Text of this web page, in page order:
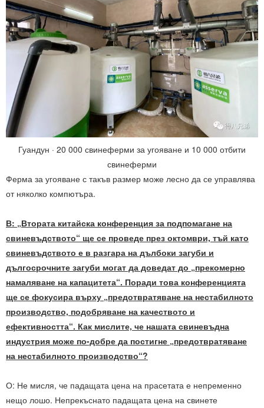
Гуандун · 20 000 свинеферми за угояване и 10 000 отбити
свинеферми
Ферма за угояване с такъв размер може лесно да се управлява
от няколко компютъра.
В: „Втората китайска конференция за подпомагане на
свиневъдството“ ще се проведе през октомври, тъй като
свиневъдството е в разгара на дълбоки загуби и
дългосрочните загуби могат да доведат до „прекомерно
намаляване на капацитета“. Поради това конференцията
ще се фокусира върху „предотвратяване на нестабилното
производство, подобряване на качеството и
ефективността“. Как мислите, че нашата свиневъдна
индустрия може по-добре да постигне „предотвратяване
на нестабилното производство“?
О: Не мисля, че падащата цена на прасетата е непременно
нещо лошо. Непрекъснато падащата цена на свинете